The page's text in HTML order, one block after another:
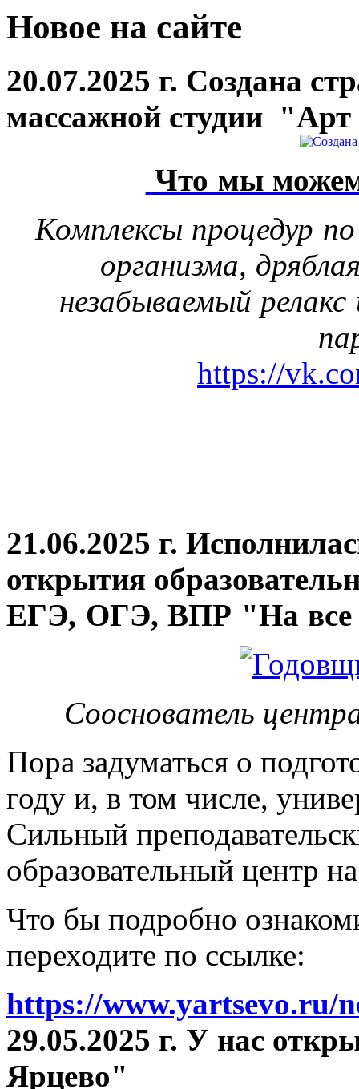
Новое на сайте
20.07.2025 г. Создана
массажной студии
Что мы
Комплексы процедур
организма,
незабываемый
https://
21.06.2025 г.
открытия
ЕГЭ, ОГЭ, ВПР "На все
Сооснователь
Пора задуматься о
году и, в том числе,
Сильный
образовательный центр
Что бы подробно
переходите по ссылке:
https://www.yartsevo.ru/
29.05.2025 г. У нас
Ярцево"